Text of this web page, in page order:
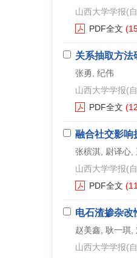
山西大学学报(
PDF全文
关系抽取方法
张勇, 纪伟
山西大学学报(
PDF全文
融合社交影响
张槟淇, 尉译心,
山西大学学报(
PDF全文
电石渣掺杂改
赵美鑫, 耿一琪,
山西大学学报(